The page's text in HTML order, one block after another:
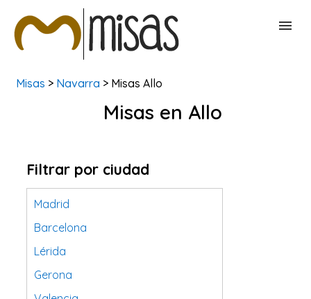
BUSCAR MISAS
Misas > Navarra > Misas Allo
Misas en Allo
Filtrar por ciudad
Madrid
Barcelona
Lérida
Gerona